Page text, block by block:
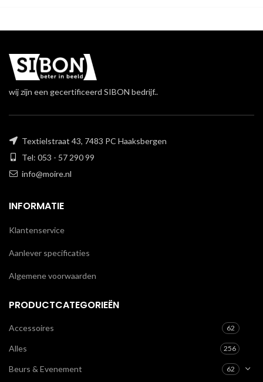
wij zijn een gecertificeerd SIBON bedrijf..
Textielstraat 43, 7483 PC Haaksbergen
Tel: 053 - 57 290 99
info@moire.nl
INFORMATIE
Klantenservice
Aanlever specificaties
Algemene voorwaarden
PRODUCTCATEGORIEËN
Accessoires 62
Alles 256
Beurs & Evenement 62